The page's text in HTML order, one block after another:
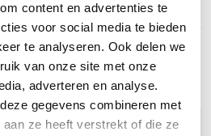
content en advertenties te
voor social media te bieden
te analyseren. Ook delen we
van onze site met onze
adverteren en analyse.
gegevens combineren met
ze heeft verstrekt of die ze
Zwart
meer
OP MAAT?